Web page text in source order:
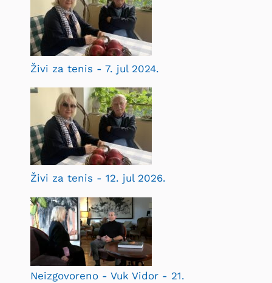
Živi za tenis - 7. jul 2024.
Živi za tenis - 12. jul 2026.
Neizgovoreno - Vuk Vidor - 21.